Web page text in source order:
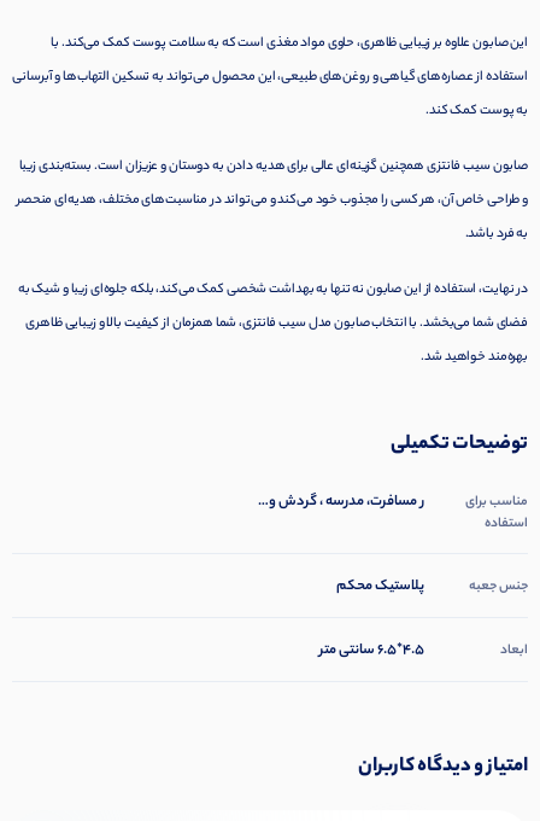
این صابون علاوه بر زیبایی ظاهری، حاوی مواد مغذی است که به سلامت پوست کمک می‌کند. با
استفاده از عصاره‌های گیاهی و روغن‌های طبیعی، این محصول می‌تواند به تسکین التهاب‌ها و آبرسانی
به پوست کمک کند.
صابون سیب فانتزی همچنین گزینه‌ای عالی برای هدیه دادن به دوستان و عزیزان است. بسته‌بندی زیبا
و طراحی خاص آن، هر کسی را مجذوب خود می‌کند و می‌تواند در مناسبت‌های مختلف، هدیه‌ای منحصر
به فرد باشد.
در نهایت، استفاده از این صابون نه تنها به بهداشت شخصی کمک می‌کند، بلکه جلوه‌ای زیبا و شیک به
فضای شما می‌بخشد. با انتخاب صابون مدل سیب فانتزی، شما همزمان از کیفیت بالا و زیبایی ظاهری
بهره‌مند خواهید شد.
توضیحات تکمیلی
مناسب برای
استفاده
ر مسافرت، مدرسه ، گردش و…
جنس جعبه پلاستیک محکم
ابعاد ۴.۵*۶.۵ سانتی متر
امتیاز و دیدگاه کاربران